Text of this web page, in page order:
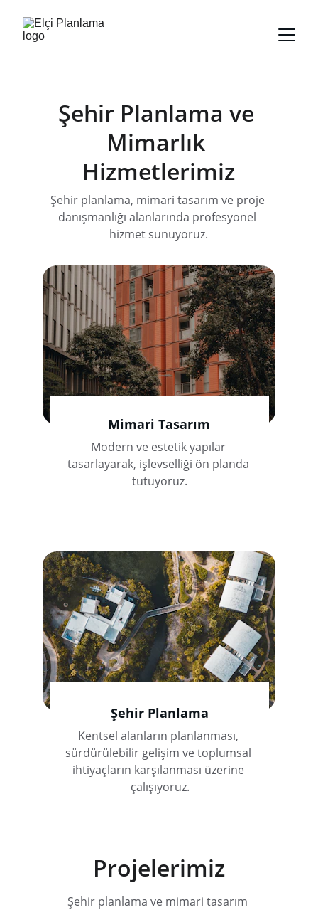
Şehir Planlama ve
Mimarlık
Hizmetlerimiz
Şehir planlama, mimari tasarım ve proje
danışmanlığı alanlarında profesyonel
hizmet sunuyoruz.
Şehir Planlama
Kentsel alanların planlanması,
sürdürülebilir gelişim ve toplumsal
ihtiyaçların karşılanması üzerine
çalışıyoruz.
Mimari Tasarım
Modern ve estetik yapılar
tasarlayarak, işlevselliği ön planda
tutuyoruz.
Projelerimiz
Şehir planlama ve mimari tasarım